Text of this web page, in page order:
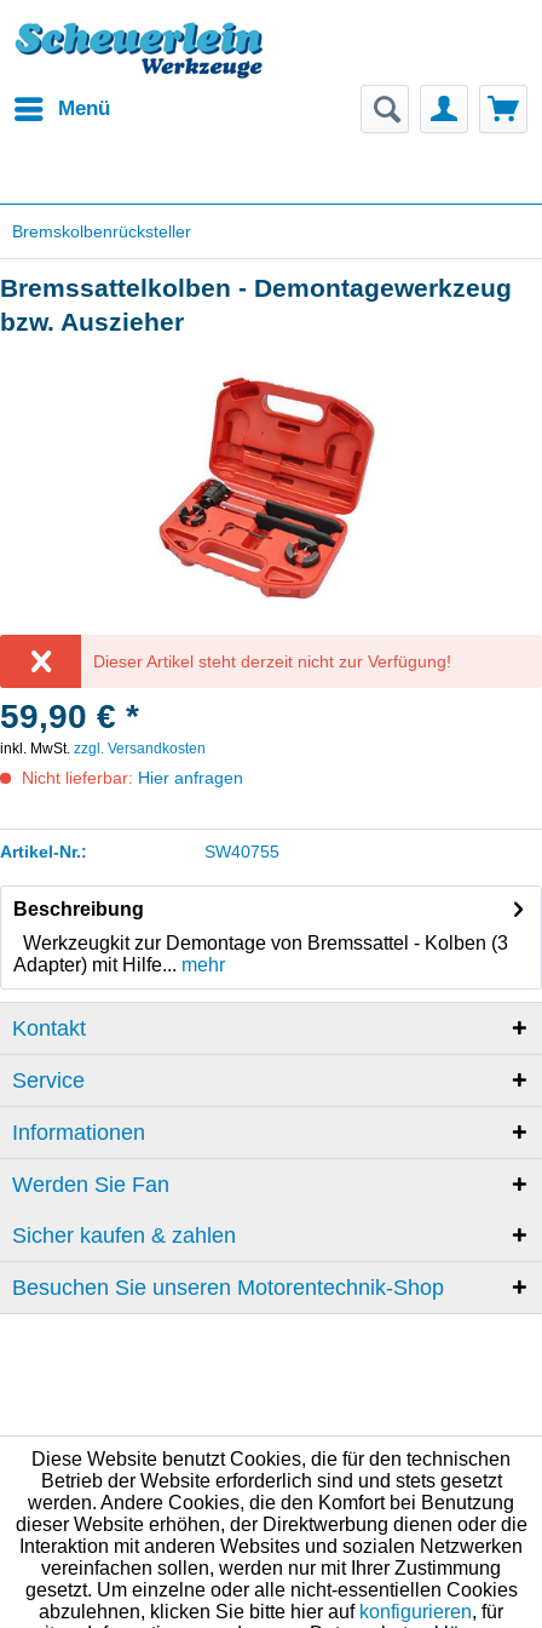
Menü
Bremskolbenrücksteller
Bremssattelkolben - Demontagewerkzeug
bzw. Auszieher
Dieser Artikel steht derzeit nicht zur Verfügung!
59,90 € *
inkl. MwSt. zzgl. Versandkosten
Nicht lieferbar: Hier anfragen
Artikel-Nr.: SW40755
Beschreibung
Werkzeugkit zur Demontage von Bremssattel - Kolben (3
Adapter) mit Hilfe... mehr
Kontakt
Service
Informationen
Werden Sie Fan
Sicher kaufen & zahlen
Besuchen Sie unseren Motorentechnik-Shop
Diese Website benutzt Cookies, die für den technischen
Betrieb der Website erforderlich sind und stets gesetzt
werden. Andere Cookies, die den Komfort bei Benutzung
dieser Website erhöhen, der Direktwerbung dienen oder die
Interaktion mit anderen Websites und sozialen Netzwerken
vereinfachen sollen, werden nur mit Ihrer Zustimmung
gesetzt. Um einzelne oder alle nicht-essentiellen Cookies
abzulehnen, klicken Sie bitte hier auf konfigurieren, für